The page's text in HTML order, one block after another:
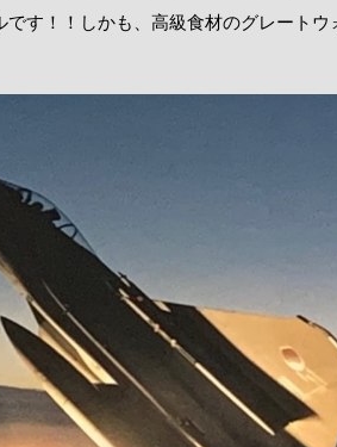
す！！しかも、高級食材のグレート